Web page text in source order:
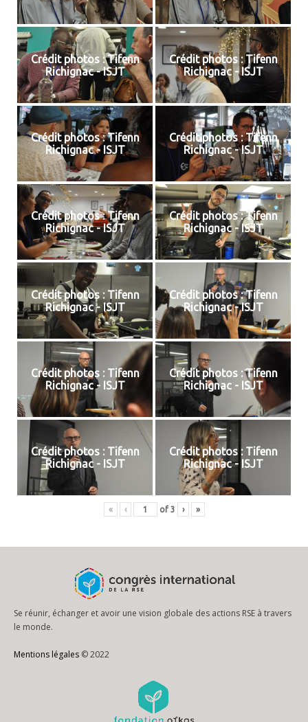
Crédit photos : Tifenn
Richignac - ISJT
Crédit photos : Tifenn
Richignac - ISJT
Crédit photos : Tifenn
Richignac - ISJT
Crédit photos : Tifenn
Richignac - ISJT
Crédit photos : Tifenn
Richignac - ISJT
Crédit photos : Tifenn
Richignac - ISJT
Crédit photos : Tifenn
Richignac - ISJT
Crédit photos : Tifenn
Richignac - ISJT
Crédit photos : Tifenn
Richignac - ISJT
Crédit photos : Tifenn
Richignac - ISJT
Crédit photos : Tifenn
Richignac - ISJT
Crédit photos : Tifenn
Richignac - ISJT
« ‹ of 3 › »
Se réunir, échanger et avoir une vision globale des actions RSE à travers
le monde.
Mentions légales © 2022